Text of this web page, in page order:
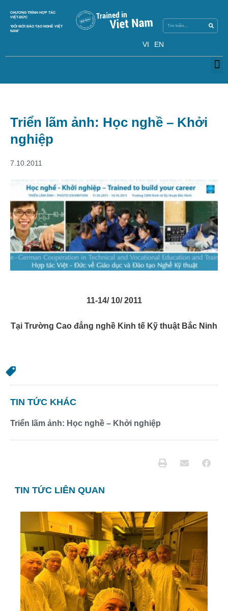
CHƯƠNG TRÌNH HỢP TÁC
VIỆT-ĐỨC
‘ĐỔI MỚI ĐÀO TẠO NGHỀ VIỆT
NAM’
VI EN
Triển lãm ảnh: Học nghề – Khởi
nghiệp
7.10.2011
11-14/ 10/ 2011
Tại Trường Cao đẳng nghề Kinh tế Kỹ thuật Bắc Ninh
TIN TỨC KHÁC
Triển lãm ảnh: Học nghề – Khởi nghiệp
TIN TỨC LIÊN QUAN